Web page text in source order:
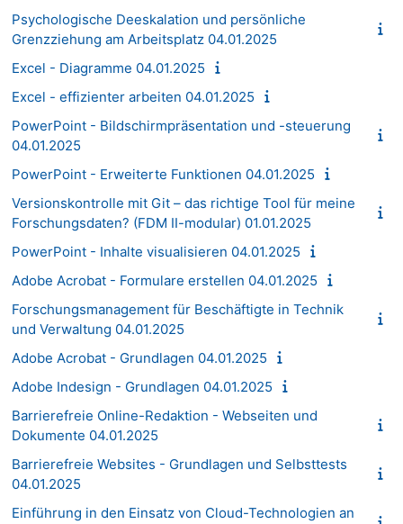
Psychologische Deeskalation und persönliche
Grenzziehung am Arbeitsplatz 04.01.2025
Excel - Diagramme 04.01.2025
Excel - effizienter arbeiten 04.01.2025
PowerPoint - Bildschirmpräsentation und -steuerung
04.01.2025
PowerPoint - Erweiterte Funktionen 04.01.2025
Versionskontrolle mit Git – das richtige Tool für meine
Forschungsdaten? (FDM II-modular) 01.01.2025
PowerPoint - Inhalte visualisieren 04.01.2025
Adobe Acrobat - Formulare erstellen 04.01.2025
Forschungsmanagement für Beschäftigte in Technik
und Verwaltung 04.01.2025
Adobe Acrobat - Grundlagen 04.01.2025
Adobe Indesign - Grundlagen 04.01.2025
Barrierefreie Online-Redaktion - Webseiten und
Dokumente 04.01.2025
Barrierefreie Websites - Grundlagen und Selbsttests
04.01.2025
Einführung in den Einsatz von Cloud-Technologien an